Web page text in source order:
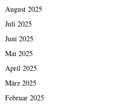
August 2025
Juli 2025
Juni 2025
Mai 2025
April 2025
März 2025
Februar 2025